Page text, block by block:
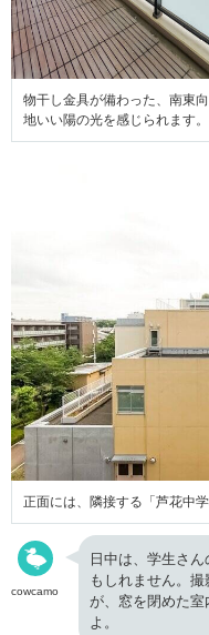
物干し金具が備わった、南東
地いい陽の光を感じられます。
正面には、隣接する「芦花中
cowcamo
日中は、学生さ
もしれません。
が、窓を閉めた
よ。